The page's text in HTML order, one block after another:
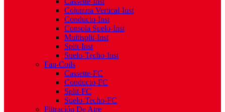
Columna Vertical-Inst
Conducto-Inst
Consola Suelo-Inst
Multisplit-Inst
Split-Inst
Suelo-Techo-Inst
Fan-Coils
Cassette-FC
Conducto-FC
Split-FC
Suelo-Techo-FC
Filtración De Aire